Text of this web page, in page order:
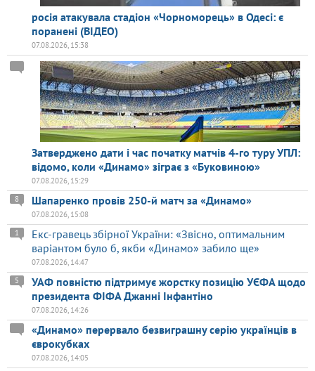
росія атакувала стадіон «Чорноморець» в Одесі: є
поранені (ВІДЕО)
07.08.2026, 15:38
Затверджено дати і час початку матчів 4-го туру УПЛ:
відомо, коли «Динамо» зіграє з «Буковиною»
07.08.2026, 15:29
Шапаренко провів 250-й матч за «Динамо»
8
07.08.2026, 15:08
Екс-гравець збірної України: «Звісно, оптимальним
варіантом було б, якби «Динамо» забило ще»
1
07.08.2026, 14:47
УАФ повністю підтримує жорстку позицію УЄФА щодо
президента ФІФА Джанні Інфантіно
5
07.08.2026, 14:26
«Динамо» перервало безвиграшну серію українців в
єврокубках
07.08.2026, 14:05